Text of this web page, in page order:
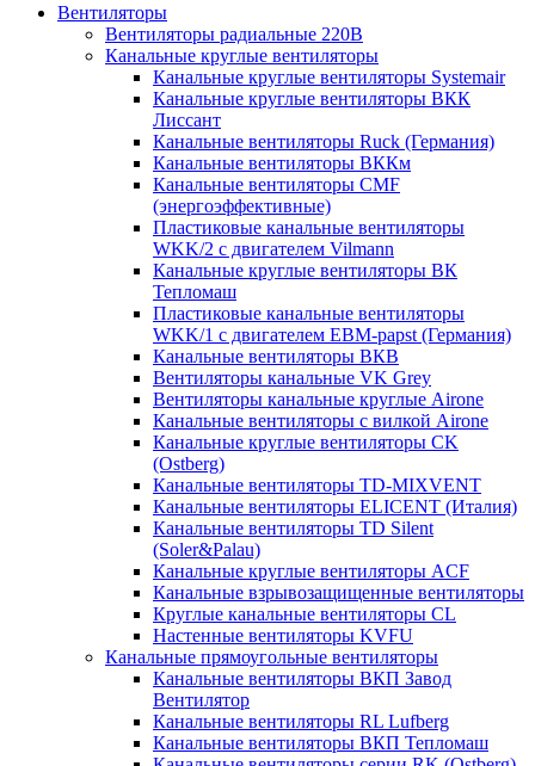
Вентиляторы
Вентиляторы радиальные 220В
Канальные круглые вентиляторы
Канальные круглые вентиляторы Systemair
Канальные круглые вентиляторы ВКК
Лиссант
Канальные вентиляторы Ruck (Германия)
Канальные вентиляторы ВККм
Канальные вентиляторы CMF
(энергоэффективные)
Пластиковые канальные вентиляторы
WKK/2 с двигателем Vilmann
Канальные круглые вентиляторы ВК
Тепломаш
Пластиковые канальные вентиляторы
WKK/1 с двигателем EBM-papst (Германия)
Канальные вентиляторы ВКВ
Вентиляторы канальные VK Grey
Вентиляторы канальные круглые Airone
Канальные вентиляторы с вилкой Airone
Канальные круглые вентиляторы CK
(Ostberg)
Канальные вентиляторы TD-MIXVENT
Канальные вентиляторы ELICENT (Италия)
Канальные вентиляторы TD Silent
(Soler&Palau)
Канальные круглые вентиляторы ACF
Канальные взрывозащищенные вентиляторы
Круглые канальные вентиляторы CL
Настенные вентиляторы KVFU
Канальные прямоугольные вентиляторы
Канальные вентиляторы ВКП Завод
Вентилятор
Канальные вентиляторы RL Lufberg
Канальные вентиляторы ВКП Тепломаш